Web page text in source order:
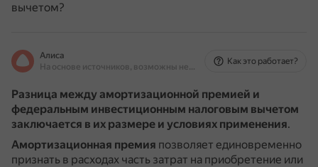
вычетом?
Алиса
На основе источников, возможны неточности
Как это работает?
Разница между амортизационной премией и
федеральным инвестиционным налоговым вычетом
заключается в их размере и условиях применения.
Амортизационная премия позволяет единовременно
признать в расходах часть затрат на приобретение или